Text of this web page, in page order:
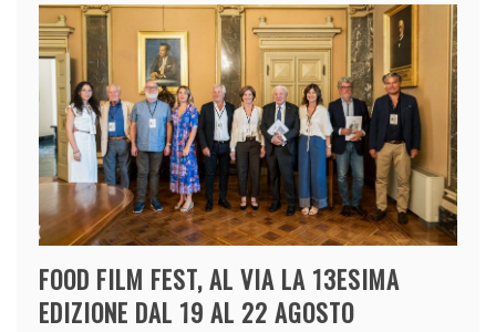
FOOD FILM FEST, AL VIA LA 13ESIMA
EDIZIONE DAL 19 AL 22 AGOSTO